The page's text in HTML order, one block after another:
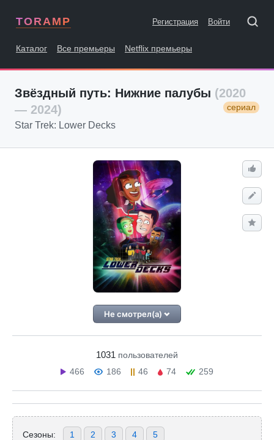
TORAMP Регистрация Войти
Каталог Все премьеры Netflix премьеры
Звёздный путь: Нижние палубы (2020
— 2024)
сериал
Star Trek: Lower Decks
Не смотрел(а)
1031 пользователей
466
186 46 74 259
Сезоны: 1 2 3 4 5